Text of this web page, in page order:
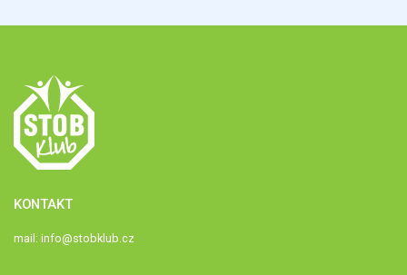
KONTAKT
mail: info@stobklub.cz